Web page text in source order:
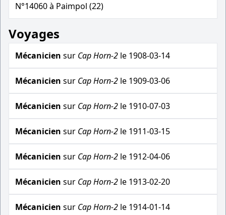
N°14060 à Paimpol (22)
Voyages
Mécanicien sur Cap Horn-2 le 1908-03-14
Mécanicien sur Cap Horn-2 le 1909-03-06
Mécanicien sur Cap Horn-2 le 1910-07-03
Mécanicien sur Cap Horn-2 le 1911-03-15
Mécanicien sur Cap Horn-2 le 1912-04-06
Mécanicien sur Cap Horn-2 le 1913-02-20
Mécanicien sur Cap Horn-2 le 1914-01-14